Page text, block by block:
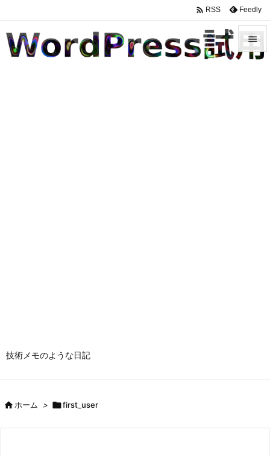
技術メモのような日記


 RSS Feedly
ホーム > first_user